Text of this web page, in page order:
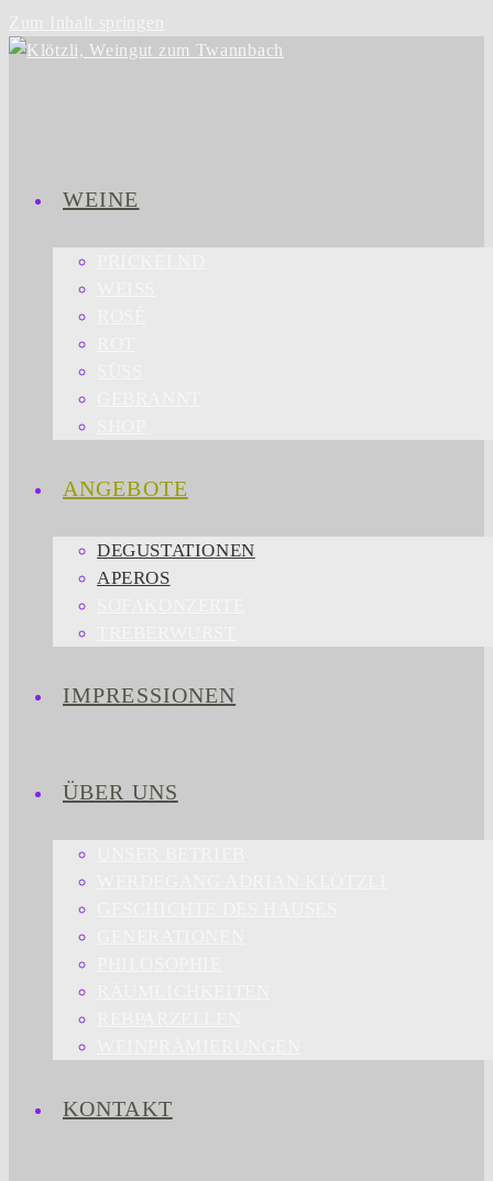
WEINE
ANGEBOTE
DEGUSTATIONEN
APEROS
IMPRESSIONEN
ÜBER UNS
KONTAKT